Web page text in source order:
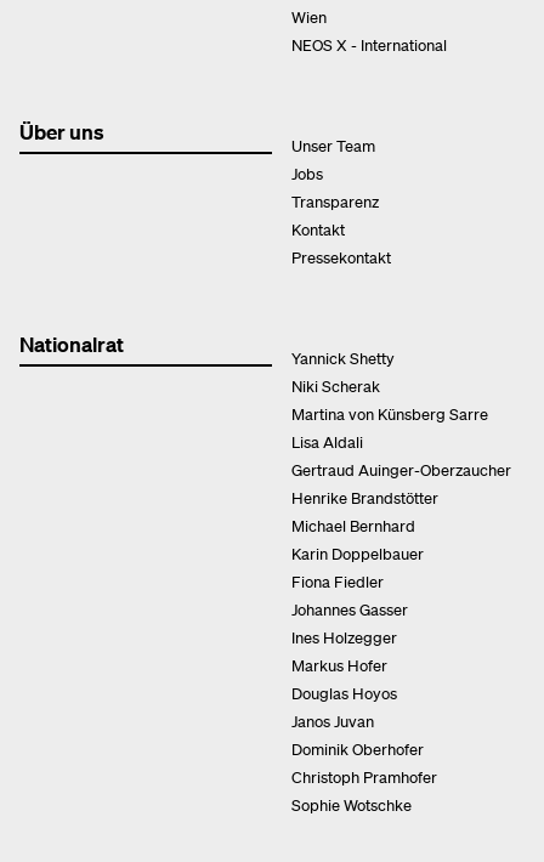
Wien
NEOS X - International
Über uns
Unser Team
Jobs
Transparenz
Kontakt
Pressekontakt
Nationalrat
Yannick Shetty
Niki Scherak
Martina von Künsberg Sarre
Lisa Aldali
Gertraud Auinger-Oberzaucher
Henrike Brandstötter
Michael Bernhard
Karin Doppelbauer
Fiona Fiedler
Johannes Gasser
Ines Holzegger
Markus Hofer
Douglas Hoyos
Janos Juvan
Dominik Oberhofer
Christoph Pramhofer
Sophie Wotschke